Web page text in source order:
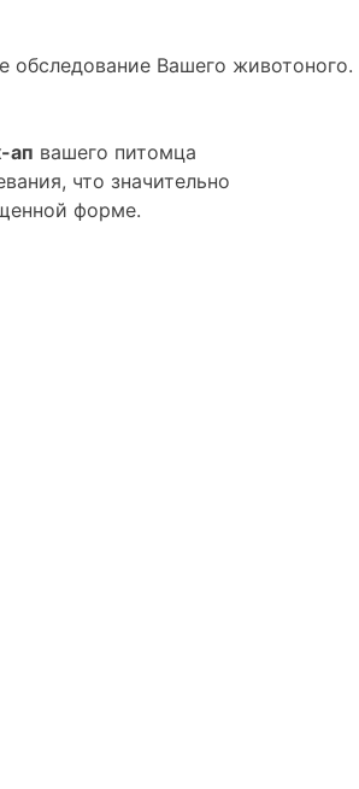
обследование Вашего животоного.
ап вашего питомца
что значительно
форме.